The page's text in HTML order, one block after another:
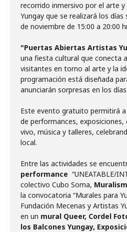
recorrido inmersivo por el arte
Yungay que se realizará los
de noviembre de 15:00 a 20:00
"Puertas Abiertas Artistas
una fiesta cultural que conecta
visitantes en torno al arte y la
programación está diseñada
anunciarán sorpresas en los
Este evento gratuito permitirá
de performances, exposiciones,
vivo, música y talleres,
local.
Entre las actividades se
performance “UNEATABLE/
colectivo Cubo Soma,
la convocatoria “Murales para
Fundación Mecenas y Artistas
en un mural Queer, Cordel
los Balcones Yungay,